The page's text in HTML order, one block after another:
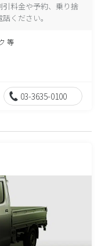
引料金や予約、乗り捨
ください。
等
03-3635-0100